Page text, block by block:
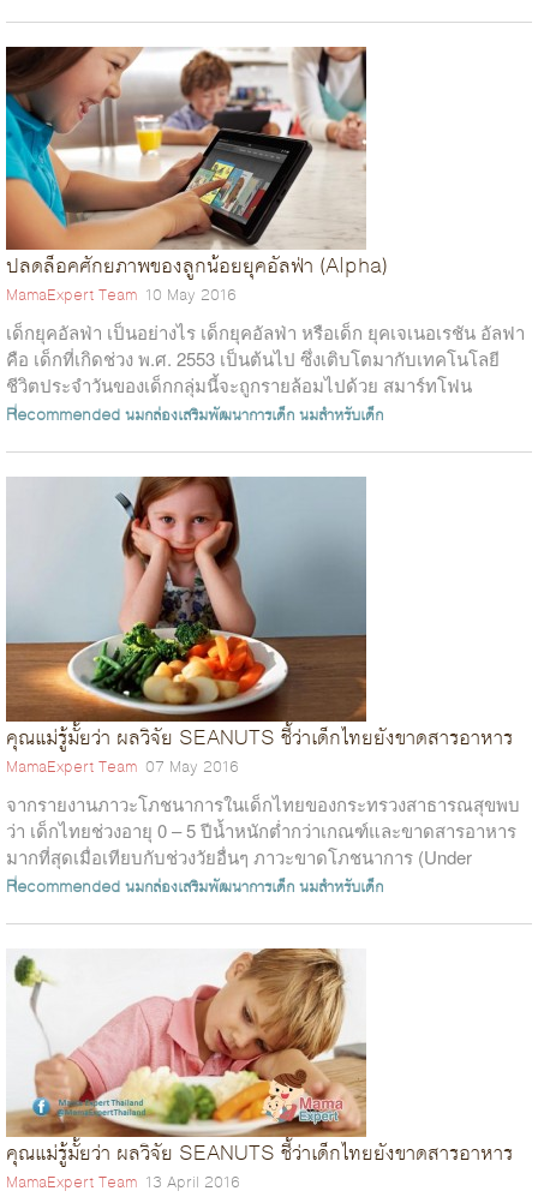
ปลดล็อคศักยภาพของลูกน้อยยุคอัลฟ่า (Alpha)
MamaExpert Team 10 May 2016
เด็กยุคอัลฟ่า เป็นอย่างไร เด็กยุคอัลฟ่า หรือเด็ก ยุคเจเนอเรชัน อัลฟา
คือ เด็กที่เกิดช่วง พ.ศ. 2553 เป็นต้นไป ซึ่งเติบโตมากับเทคโนโลยี
ชีวิตประจำวันของเด็กกลุ่มนี้จะถูกรายล้อมไปด้วย สมาร์ทโฟน
แท็บเล็ต...
Recommendedนมกล่องเสริมพัฒนาการเด็กนมสำหรับเด็ก
คุณแม่รู้มั้ยว่า ผลวิจัย SEANUTS ชี้ว่าเด็กไทยยังขาดสารอาหาร
MamaExpert Team 07 May 2016
จากรายงานภาวะโภชนาการในเด็กไทยของกระทรวงสาธารณสุขพบ
ว่า เด็กไทยช่วงอายุ 0 – 5 ปีน้ำหนักต่ำกว่าเกณฑ์และขาดสารอาหาร
มากที่สุดเมื่อเทียบกับช่วงวัยอื่นๆ ภาวะขาดโภชนาการ (Under
nutrition) หรือขาดสารอ...
Recommendedนมกล่องเสริมพัฒนาการเด็กนมสำหรับเด็ก
คุณแม่รู้มั้ยว่า ผลวิจัย SEANUTS ชี้ว่าเด็กไทยยังขาดสารอาหาร
MamaExpert Team 13 April 2016